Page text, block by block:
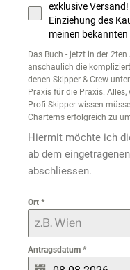
exklusive
Einziehung des
meinen
Das Buch - jetzt in der
anschaulich die
denen Skipper & Crew
Praxis für die Praxis.
Profi-Skipper wissen
Charterns erfolgreich zu
Hiermit möchte ich
ab dem
abschliessen.
Ort *
Antragsdatum *